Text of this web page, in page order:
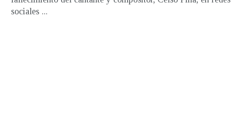
sociales ...